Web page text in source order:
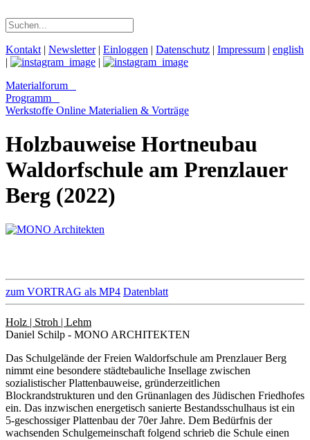
Kontakt | Newsletter| Einloggen | Datenschutz | Impressum | english
|
|
Materialforum
Programm
Werkstoffe Online Materialien & Vorträge
Holzbauweise Hortneubau
Waldorfschule am Prenzlauer
Berg (2022)
zum VORTRAG als MP4 Datenblatt
Holz | Stroh | Lehm
Daniel Schilp - MONO ARCHITEKTEN
Das Schulgelände der Freien Waldorfschule am Prenzlauer Berg
nimmt eine besondere städtebauliche Insellage zwischen
sozialistischer Plattenbauweise, gründerzeitlichen
Blockrandstrukturen und den Grünanlagen des Jüdischen Friedhofes
ein. Das inzwischen energetisch sanierte Bestandsschulhaus ist ein
5-geschossiger Plattenbau der 70er Jahre. Dem Bedürfnis der
wachsenden Schulgemeinschaft folgend schrieb die Schule einen